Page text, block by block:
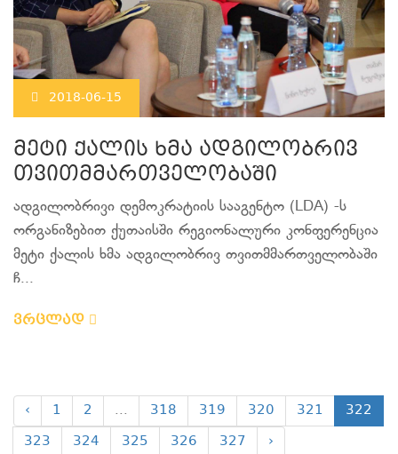
2018-06-15
მეტი ქალის ხმა ადგილობრივ
თვითმმართველობაში
ადგილობრივი დემოკრატიის სააგენტო (LDA) -ს
ორგანიზებით ქუთაისში რეგიონალური კონფერენცია
მეტი ქალის ხმა ადგილობრივ თვითმმართველობაში
ჩ...
ვრცლად
‹ 1 2 ... 318 319 320 321
322
323
324 325 326 327 ›